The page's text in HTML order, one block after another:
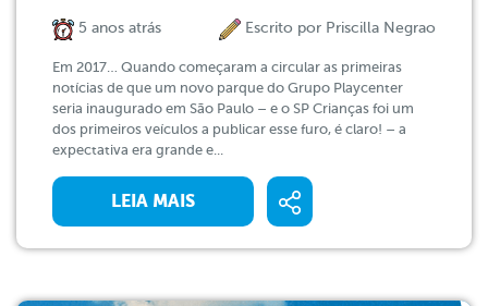
5 anos atrás Escrito por Priscilla Negrao
Em 2017… Quando começaram a circular as primeiras
notícias de que um novo parque do Grupo Playcenter
seria inaugurado em São Paulo – e o SP Crianças foi um
dos primeiros veículos a publicar esse furo, é claro! – a
expectativa era grande e...
LEIA MAIS